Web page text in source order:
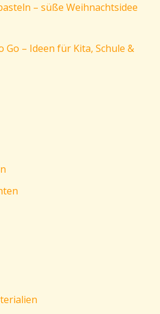
– süße Weihnachtsidee
Go – Ideen für Kita, Schule &